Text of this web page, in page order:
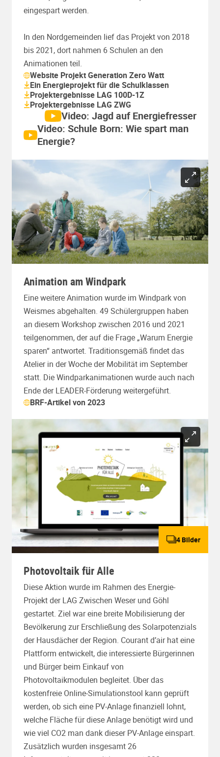
eingespart werden.
In den Nordgemeinden lief das Projekt von 2018
bis 2021, dort nahmen 6 Schulen an den
Animationen teil.
Website Projekt Generation Zero Watt
Ein Energieprojekt für die Schulklassen
Projektergebnisse LAG 100D-1Z
Projektergebnisse LAG ZWG
Video: Jagd auf Energiefresser
Video: Schule Born: Wie spart man
Energie?
Animation am Windpark
Eine weitere Animation wurde im Windpark von
Weismes abgehalten. 49 Schülergruppen haben
an diesem Workshop zwischen 2016 und 2021
teilgenommen, der auf die Frage „Warum Energie
sparen“ antwortet. Traditionsgemäß findet das
Atelier in der Woche der Mobilität im September
statt. Die Windparkanimationen wurde auch nach
Ende der LEADER-Förderung weitergeführt.
BRF-Artikel von 2023
4 Bilder
Photovoltaik für Alle
Diese Aktion wurde im Rahmen des Energie-
Projekt der LAG Zwischen Weser und Göhl
gestartet. Ziel war eine breite Mobilisierung der
Bevölkerung zur Erschließung des Solarpotenzials
der Hausdächer der Region. Courant d’air hat eine
Plattform entwickelt, die interessierte Bürgerinnen
und Bürger beim Einkauf von
Photovoltaikmodulen begleitet. Über das
kostenfreie Online-Simulationstool kann geprüft
werden, ob sich eine PV-Anlage finanziell lohnt,
welche Fläche für diese Anlage benötigt wird und
wie viel CO2 man dank dieser PV-Anlage einspart.
Zusätzlich wurden insgesamt 26